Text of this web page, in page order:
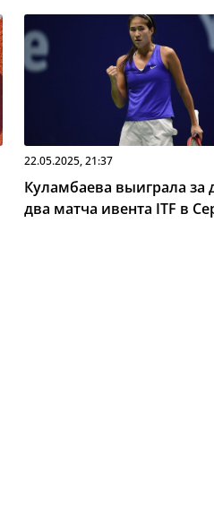
22.05.2025, 21:37
Куламбаева выиграла за
два матча ивента ITF в